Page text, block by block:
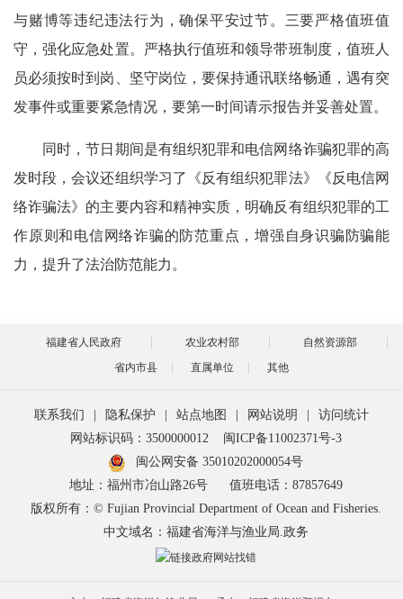
与赌博等违纪违法行为，确保平安过节。三要严格值班值
守，强化应急处置。严格执行值班和领导带班制度，值班人
员必须按时到岗、坚守岗位，要保持通讯联络畅通，遇有突
发事件或重要紧急情况，要第一时间请示报告并妥善处置。
同时，节日期间是有组织犯罪和电信网络诈骗犯罪的高
发时段，会议还组织学习了《反有组织犯罪法》《反电信网
络诈骗法》的主要内容和精神实质，明确反有组织犯罪的工
作原则和电信网络诈骗的防范重点，增强自身识骗防骗能
力，提升了法治防范能力。
福建省人民政府 农业农村部
自然资源部
省内市县
直属单位 其他
联系我们 隐私保护 站点地图 网站说明
访问统计
网站标识码：3500000012
闽ICP备11002371号-3
闽公网安备 35010202000054号
地址：福州市冶山路26号
值班电话：87857649
版权所有：© Fujian Provincial Department of Ocean and Fisheries.
中文域名：福建省海洋与渔业局.政务